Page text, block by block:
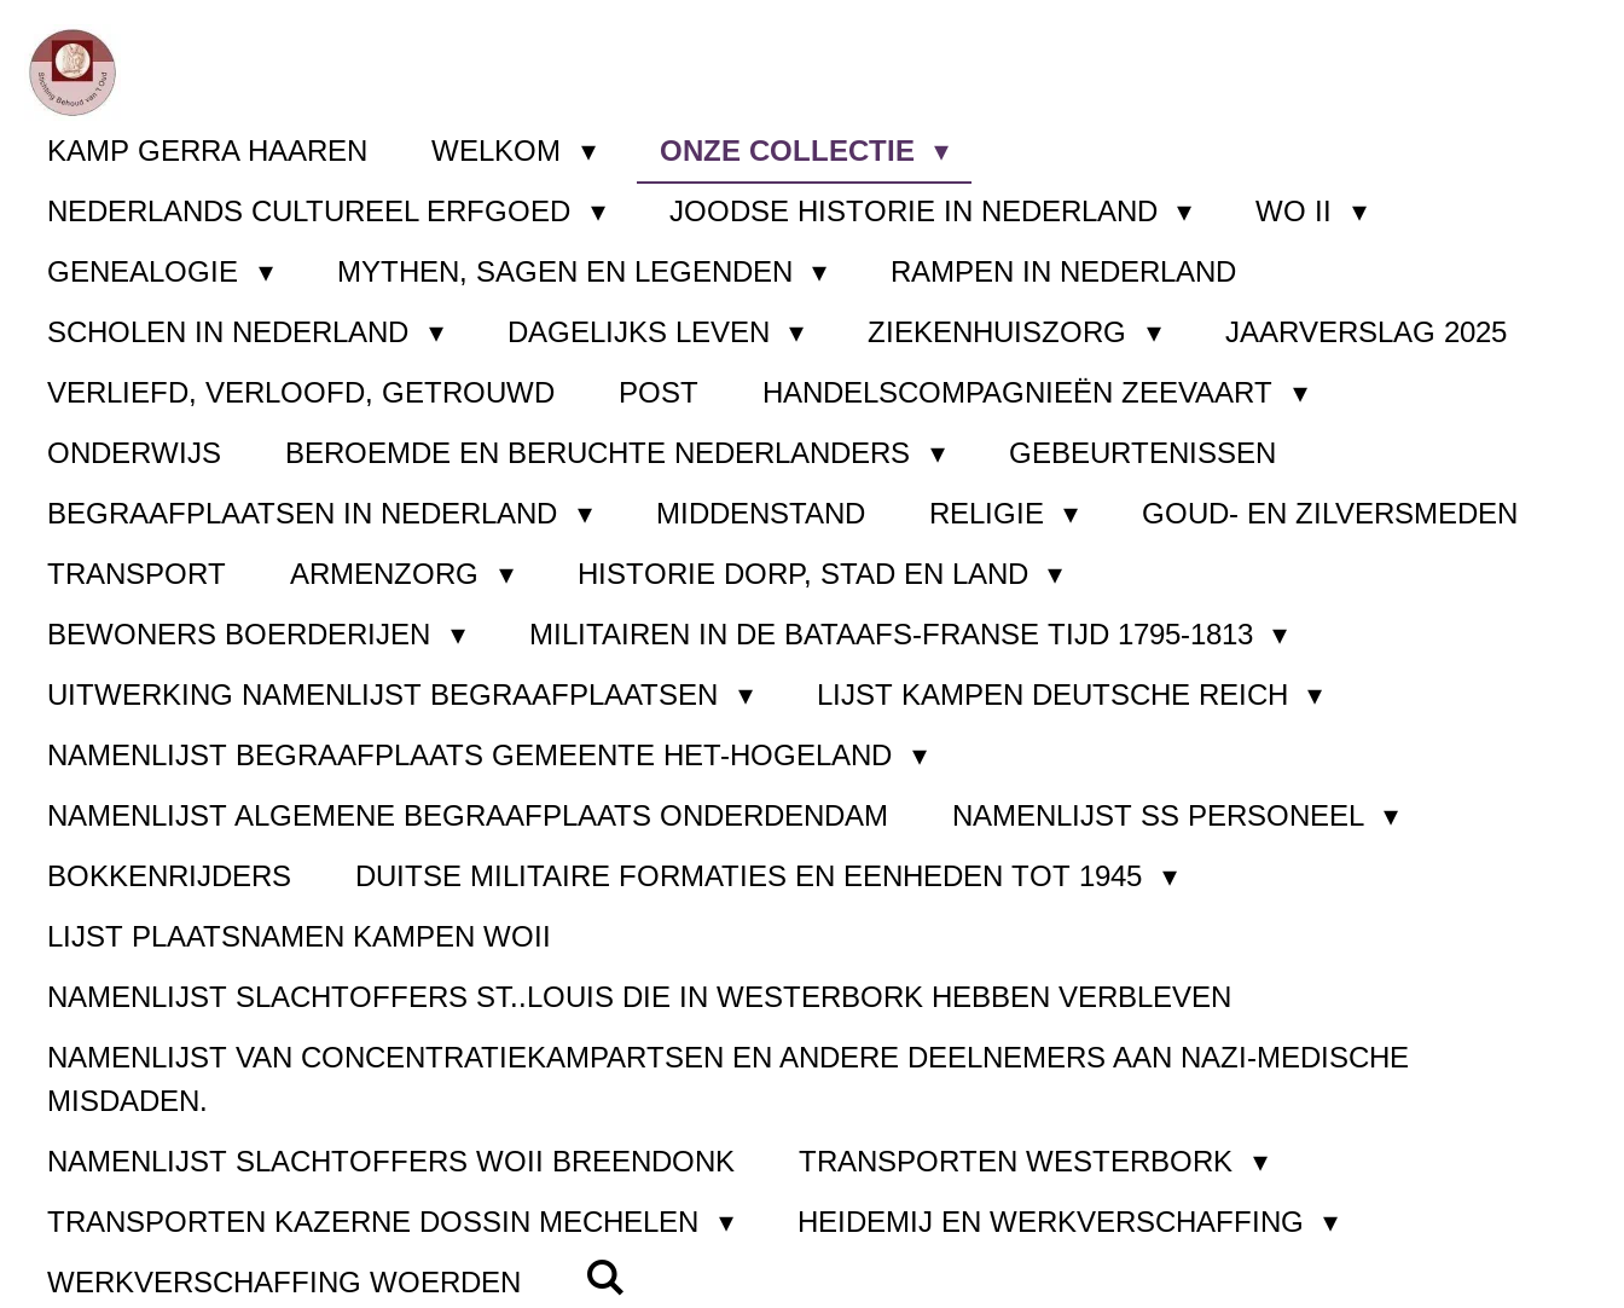
Ga
direct
naar
hoofdinhoud
KAMP GERRA HAAREN WELKOM
ONZE COLLECTIE
NEDERLANDS CULTUREEL ERFGOED
JOODSE HISTORIE IN NEDERLAND
WO II
GENEALOGIE
MYTHEN, SAGEN EN LEGENDEN
RAMPEN IN NEDERLAND
SCHOLEN IN NEDERLAND
DAGELIJKS LEVEN ZIEKENHUISZORG
JAARVERSLAG 2025
VERLIEFD, VERLOOFD, GETROUWD
POST
HANDELSCOMPAGNIEËN ZEEVAART
ONDERWIJS
BEROEMDE EN BERUCHTE NEDERLANDERS
GEBEURTENISSEN
BEGRAAFPLAATSEN IN NEDERLAND
MIDDENSTAND RELIGIE
GOUD- EN ZILVERSMEDEN
TRANSPORT
ARMENZORG
HISTORIE DORP, STAD EN LAND
BEWONERS BOERDERIJEN
MILITAIREN IN DE BATAAFS-FRANSE TIJD 1795-1813
UITWERKING NAMENLIJST BEGRAAFPLAATSEN
LIJST KAMPEN DEUTSCHE REICH
NAMENLIJST BEGRAAFPLAATS GEMEENTE HET-HOGELAND
NAMENLIJST ALGEMENE BEGRAAFPLAATS ONDERDENDAM
NAMENLIJST SS PERSONEEL
BOKKENRIJDERS
DUITSE MILITAIRE FORMATIES EN EENHEDEN TOT 1945
LIJST PLAATSNAMEN KAMPEN WOII
NAMENLIJST SLACHTOFFERS ST..LOUIS DIE IN WESTERBORK HEBBEN VERBLEVEN
NAMENLIJST VAN CONCENTRATIEKAMPARTSEN EN ANDERE DEELNEMERS AAN NAZI-MEDISCHE
MISDADEN.
NAMENLIJST SLACHTOFFERS WOII BREENDONK
TRANSPORTEN WESTERBORK
TRANSPORTEN KAZERNE DOSSIN MECHELEN
HEIDEMIJ EN WERKVERSCHAFFING
WERKVERSCHAFFING WOERDEN